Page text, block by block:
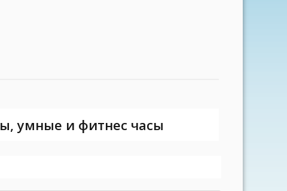
умные и фитнес часы